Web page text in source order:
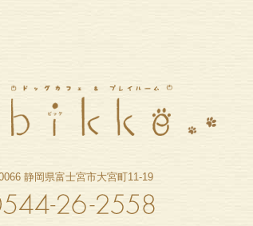
静岡県富士宮市大宮町11-19